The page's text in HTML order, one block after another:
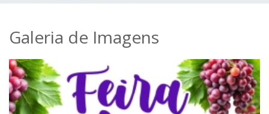
Galeria de Imagens